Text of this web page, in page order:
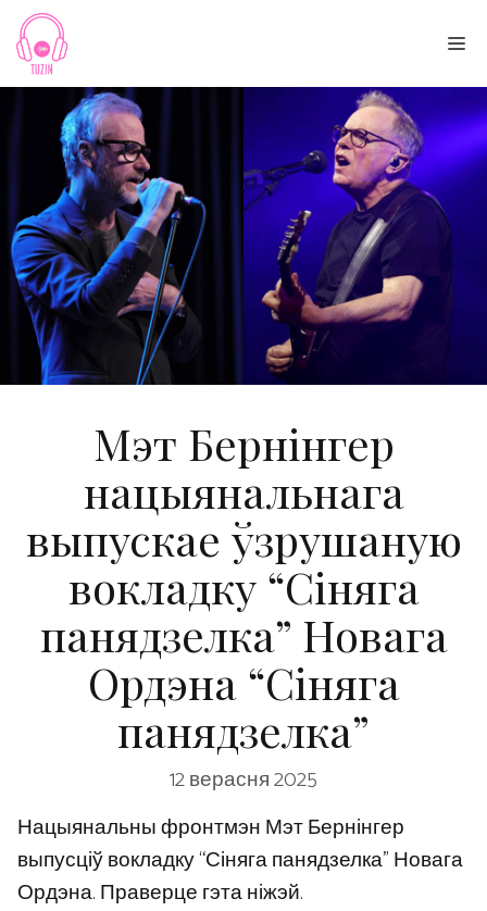
Skip
content
Мэт Бернінгер
нацыянальнага
выпускае ўзрушаную
вокладку “Сіняга
панядзелка” Новага
Ордэна “Сіняга
панядзелка”
12 верасня 2025
Нацыянальны фронтмэн Мэт Бернінгер
выпусціў вокладку “Сіняга панядзелка” Новага
Ордэна. Праверце гэта ніжэй.